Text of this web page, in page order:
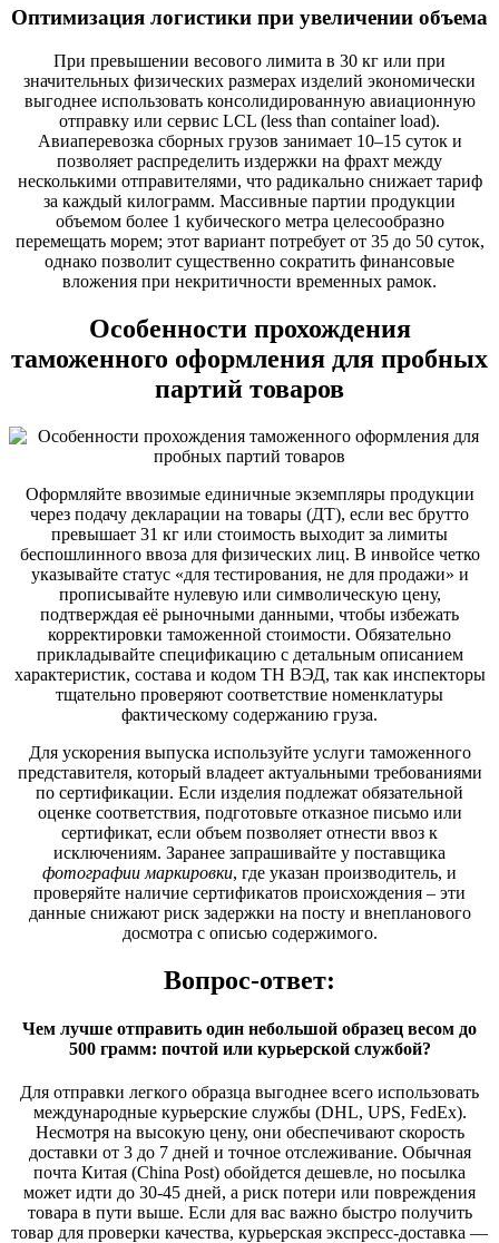
Оптимизация логистики при увеличении объема
При превышении весового лимита в 30 кг или при
значительных физических размерах изделий экономически
выгоднее использовать консолидированную авиационную
отправку или сервис LCL (less than container load).
Авиаперевозка сборных грузов занимает 10–15 суток и
позволяет распределить издержки на фрахт между
несколькими отправителями, что радикально снижает тариф
за каждый килограмм. Массивные партии продукции
объемом более 1 кубического метра целесообразно
перемещать морем; этот вариант потребует от 35 до 50 суток,
однако позволит существенно сократить финансовые
вложения при некритичности временных рамок.
Особенности прохождения
таможенного оформления для пробных
партий товаров
Оформляйте ввозимые единичные экземпляры продукции
через подачу декларации на товары (ДТ), если вес брутто
превышает 31 кг или стоимость выходит за лимиты
беспошлинного ввоза для физических лиц. В инвойсе четко
указывайте статус «для тестирования, не для продажи» и
прописывайте нулевую или символическую цену,
подтверждая её рыночными данными, чтобы избежать
корректировки таможенной стоимости. Обязательно
прикладывайте спецификацию с детальным описанием
характеристик, состава и кодом ТН ВЭД, так как инспекторы
тщательно проверяют соответствие номенклатуры
фактическому содержанию груза.
Для ускорения выпуска используйте услуги таможенного
представителя, который владеет актуальными требованиями
по сертификации. Если изделия подлежат обязательной
оценке соответствия, подготовьте отказное письмо или
сертификат, если объем позволяет отнести ввоз к
исключениям. Заранее запрашивайте у поставщика
фотографии маркировки, где указан производитель, и
проверяйте наличие сертификатов происхождения – эти
данные снижают риск задержки на посту и внепланового
досмотра с описью содержимого.
Вопрос-ответ:
Чем лучше отправить один небольшой образец весом до
500 грамм: почтой или курьерской службой?
Для отправки легкого образца выгоднее всего использовать
международные курьерские службы (DHL, UPS, FedEx).
Несмотря на высокую цену, они обеспечивают скорость
доставки от 3 до 7 дней и точное отслеживание. Обычная
почта Китая (China Post) обойдется дешевле, но посылка
может идти до 30-45 дней, а риск потери или повреждения
товара в пути выше. Если для вас важно быстро получить
товар для проверки качества, курьерская экспресс-доставка —